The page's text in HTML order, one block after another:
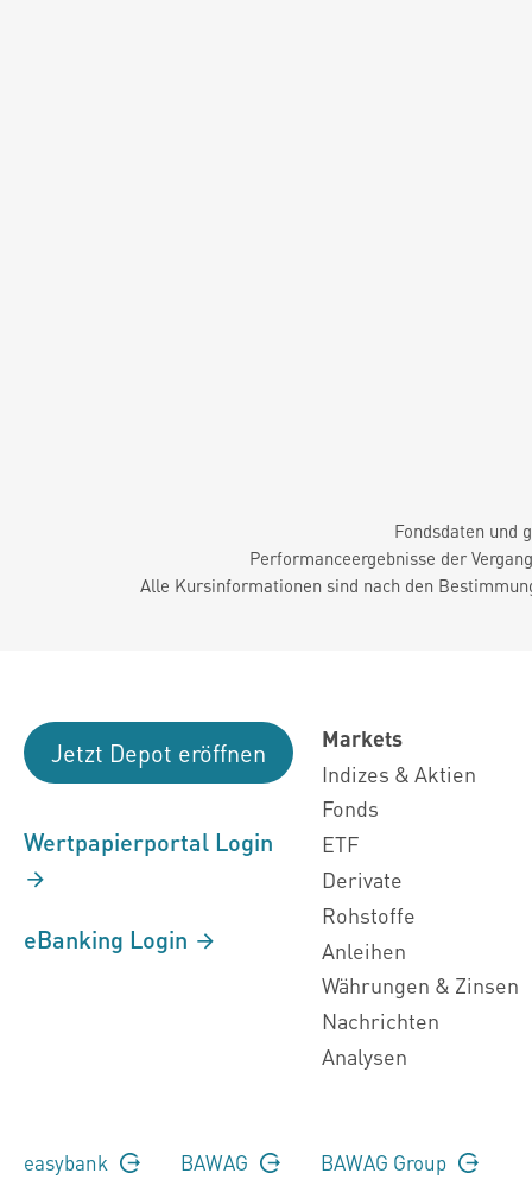
Fondsdaten und
Performanceergebnisse der
Alle Kursinformationen sind nach den
Jetzt Depot eröffnen
Wertpapierportal Login
eBanking Login
Markets
Indizes & Aktien
Fonds
ETF
Derivate
Rohstoffe
Anleihen
Währungen & Zinsen
Nachrichten
Analysen
easybank BAWAG BAWAG Group